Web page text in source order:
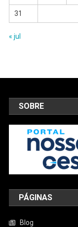
31
« jul
SOBRE
PÁGINAS
Blog